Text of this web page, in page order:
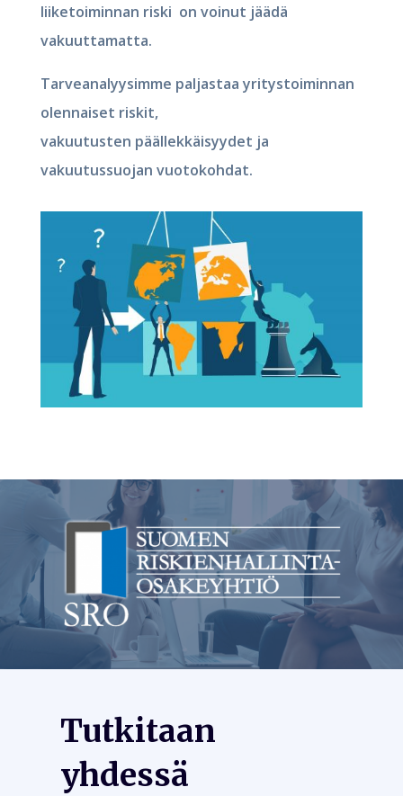
liiketoiminnan riski on voinut jäädä
vakuuttamatta.
Tarveanalyysimme paljastaayritystoiminnan
olennaiset riskit,
vakuutusten päällekkäisyydet ja
vakuutussuojan vuotokohdat.
Tutkitaan
yhdessä